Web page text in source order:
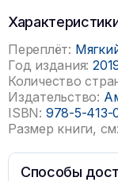
Переплёт:
Год издания:
Количество
Издательство:
ISBN: 978-5-413-
Размер книги, см:
Способы